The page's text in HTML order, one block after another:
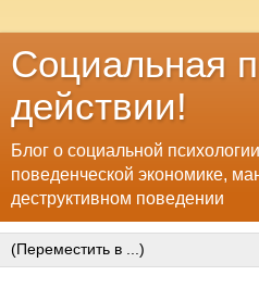
Социальная
действии!
Блог о социальной
поведенческой экономике,
деструктивном поведении